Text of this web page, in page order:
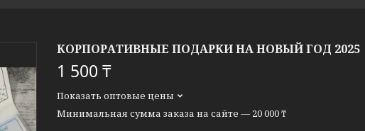
КОРПОРАТИВНЫЕ ПОДАРКИ НА НОВЫЙ ГОД 2025
1 500 ₸
Показать оптовые цены
Минимальная сумма заказа на сайте — 20 000 ₸